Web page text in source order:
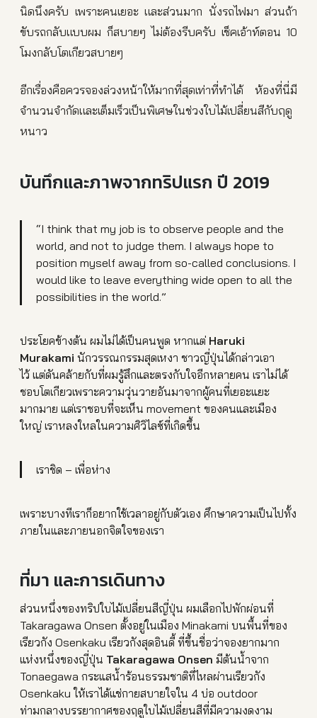
นิดนึงครับ เพราะคนเยอะ และส่วนมาก นั่งรถไฟมา ส่วนถ้า
ขับรถกลับแบบผม ก็สบายๆ ไม่ต้องรีบครับ เช็คเอ้าท์ตอน 10
โมงกลับโตเกียวสบายๆ
อีกเรื่องคือควรจองล่วงหน้าให้มากที่สุดเท่าที่ทำได้ ห้องที่นี่มี
จำนวนจำกัดและเต็มเร็วเป็นพิเศษในช่วงใบไม้เปลี่ยนสีกับฤดู
หนาว
บันทึกและภาพจากทริปแรก ปี 2019
“I think that my job is to observe people and the
world, and not to judge them. I always hope to
position myself away from so-called conclusions. I
would like to leave everything wide open to all the
possibilities in the world.”
ประโยคข้างต้น ผมไม่ได้เป็นคนพูด หากแต่ Haruki
Murakami นักวรรณกรรมสุดเหงา ชาวญี่ปุ่นได้กล่าวเอา
ไว้ แต่ดันคล้ายกับที่ผมรู้สึกและตรงกับใจอีกหลายคน เราไม่ได้
ชอบโตเกียวเพราะความวุ่นวายอันมาจากผู้คนที่เยอะแยะ
มากมาย แต่เราชอบที่จะเห็น movement ของคนและเมือง
ใหญ่ เราหลงใหลในความศิวิไลซ์ที่เกิดขึ้น
เราชิด – เพื่อห่าง
เพราะบางทีเราก็อยากใช้เวลาอยู่กับตัวเอง ศึกษาความเป็นไปทั้ง
ภายในและภายนอกจิตใจของเรา
ที่มา และการเดินทาง
ส่วนหนึ่งของทริปใบไม้เปลี่ยนสีญี่ปุ่น ผมเลือกไปพักผ่อนที่
Takaragawa Onsen ตั้งอยู่ในเมือง Minakami บนพื้นที่ของ
เรียวกัง Osenkaku เรียวกังสุดอินดี้ ที่ขึ้นชื่อว่าจองยากมาก
แห่งหนึ่งของญี่ปุ่น Takaragawa Onsen มีต้นน้ำจาก
Tonaegawa กระแสน้ำร้อนธรรมชาติที่ไหลผ่านเรียวกัง
Osenkaku ให้เราได้แช่กายสบายใจใน 4 บ่อ outdoor
ท่ามกลางบรรยากาศของฤดูใบไม้เปลี่ยนสีที่มีความงดงาม